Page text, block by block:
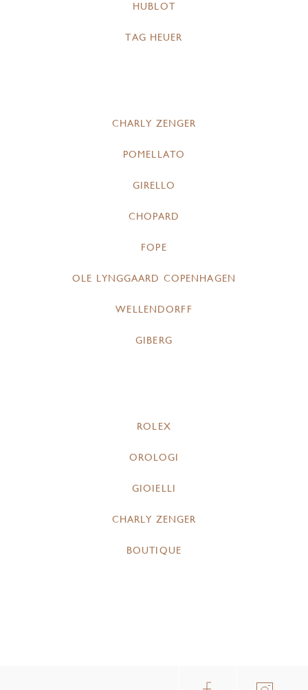
HUBLOT
TAG HEUER
CHARLY ZENGER
POMELLATO
GIRELLO
CHOPARD
FOPE
OLE LYNGGAARD COPENHAGEN
WELLENDORFF
GIBERG
ROLEX
OROLOGI
GIOIELLI
CHARLY ZENGER
BOUTIQUE